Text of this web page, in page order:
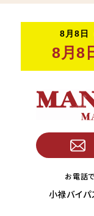
お電話
小禄バイパ